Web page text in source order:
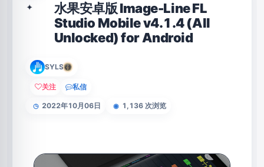
✦
水果安卓版 Image-Line FL
Studio Mobile v4.1.4 (All
Unlocked) for Android
SYLS
关注 私信
◷ 2022年10月06日 ◉ 1,136 次浏览